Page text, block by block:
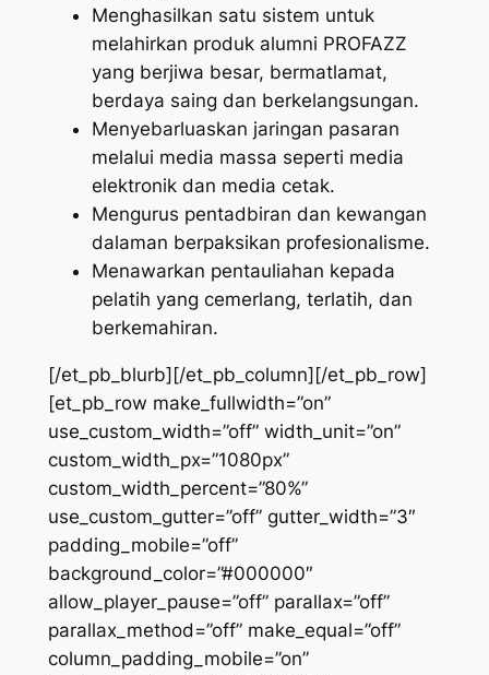
Menghasilkan satu sistem untuk
melahirkan produk alumni PROFAZZ
yang berjiwa besar, bermatlamat,
berdaya saing dan berkelangsungan.
Menyebarluaskan jaringan pasaran
melalui media massa seperti media
elektronik dan media cetak.
Mengurus pentadbiran dan kewangan
dalaman berpaksikan profesionalisme.
Menawarkan pentauliahan kepada
pelatih yang cemerlang, terlatih, dan
berkemahiran.
[/et_pb_blurb][/et_pb_column][/et_pb_row]
[et_pb_row make_fullwidth=”on”
use_custom_width=”off” width_unit=”on”
custom_width_px=”1080px”
custom_width_percent=”80%”
use_custom_gutter=”off” gutter_width=”3″
padding_mobile=”off”
background_color=”#000000″
allow_player_pause=”off” parallax=”off”
parallax_method=”off” make_equal=”off”
column_padding_mobile=”on”